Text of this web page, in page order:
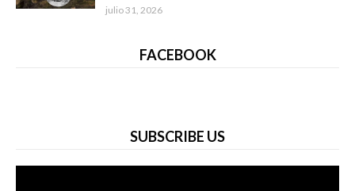
julio 31, 2026
FACEBOOK
SUBSCRIBE US